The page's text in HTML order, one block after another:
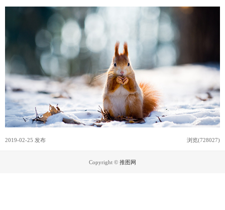
2019-02-25 发布 浏览(728027)
Copyright © 推图网